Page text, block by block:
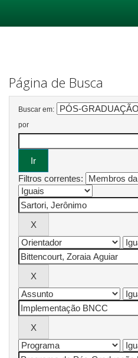
Página de Busca
Buscar em:
por
Filtros correntes: